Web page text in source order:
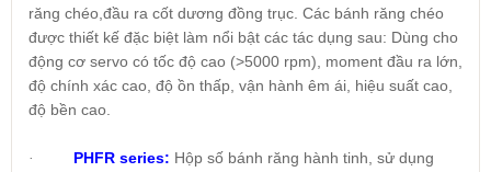
răng chéo,đầu ra cốt dương đồng trục. Các bánh răng chéo
được thiết kế đặc biệt làm nổi bật các tác dụng sau: Dùng cho
động cơ servo có tốc độ cao (>5000 rpm), moment đầu ra lớn,
độ chính xác cao, độ ồn thấp, vận hành êm ái, hiệu suất cao,
độ bền cao.
· PHFR series: Hộp số bánh răng hành tinh, sử dụng